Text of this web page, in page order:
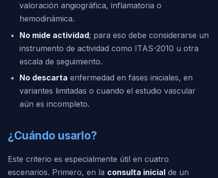
valoración angiográfica, inflamatoria o
hemodinámica.
No mide actividad; para eso debe considerarse un
instrumento de actividad como ITAS-2010 u otra
escala de seguimiento.
No descarta enfermedad en fases iniciales, en
variantes limitadas o cuando el estudio vascular
aún es incompleto.
¿Cuándo usarlo?
Este criterio es especialmente útil en cuatro
escenarios. Primero, en la consulta inicial de un